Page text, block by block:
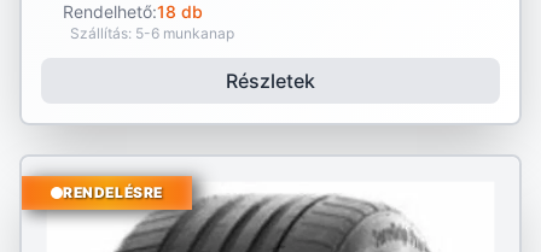
Rendelhető:18 db
Szállítás: 5-6 munkanap
Részletek
RENDELÉSRE